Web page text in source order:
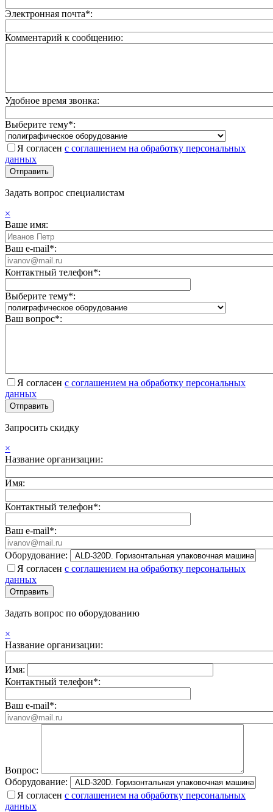
Электронная почта*:
Комментарий к сообщению:
Удобное время звонка:
Выберите тему*:
Я согласен с соглашением на обработку персональных
данных
Задать вопрос специалистам
×
Ваше имя:
Ваш e-mail*:
Контактный телефон*:
Выберите тему*:
Ваш вопрос*:
Я согласен с соглашением на обработку персональных
данных
Запросить скидку
×
Название организации:
Имя:
Контактный телефон*:
Ваш e-mail*:
Оборудование:
Я согласен с соглашением на обработку персональных
данных
Задать вопрос по оборудованию
×
Название организации:
Имя:
Контактный телефон*:
Ваш e-mail*:
Вопрос:
Оборудование:
Я согласен с соглашением на обработку персональных
данных